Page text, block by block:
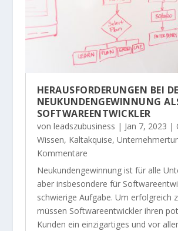
HERAUSFORDERUNGEN BEI
NEUKUNDENGEWINNUNG
SOFTWAREENTWICKLER
von leadszubusiness | Jan 7, 2023 |
Wissen, Kaltakquise,
Kommentare
Neukundengewinnung ist für alle
aber insbesondere für
schwierige Aufgabe. Um erfolgreich
müssen Softwareentwickler ihren
Kunden ein einzigartiges und vor